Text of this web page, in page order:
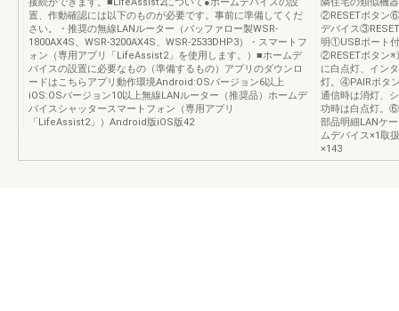
置、作動確認には以下のものが必要です。事前に準備してくだ
さい。・推奨の無線LANルーター（バッファロー製WSR-
1800AX4S、WSR-3200AX4S、WSR-2533DHP3）・スマートフ
ォン（専用アプリ「LifeAssist2」を使用します。）■ホームデ
バイスの設置に必要なもの（準備するもの）アプリのダウンロ
ードはこちらアプリ動作環境Android:OSバージョン6以上
iOS:OSバージョン10以上無線LANルーター（推奨品）ホームデ
バイスシャッタースマートフォン（専用アプリ
「LifeAssist2」）Android版iOS版42
②RESETボタン
デバイス
明①USBポート
②RESETボタン※
に白点灯、イン
灯。④PAIRボタ
通信時は消灯、
功時は白点灯。
部品明細LANケ
ムデバイス×1取
×143